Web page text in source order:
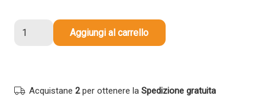
compatibile
quantità
Aggiungi al carrello
Acquistane 2per ottenere la Spedizione gratuita